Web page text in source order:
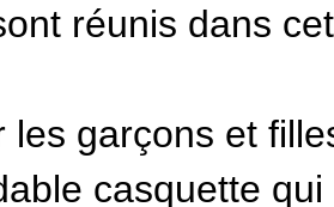
réunis dans
les garçons et
casquette